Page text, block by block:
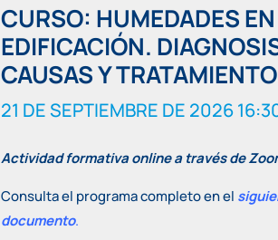
CURSO: HUMEDADES
EDIFICACIÓN.
CAUSAS Y
21 DE SEPTIEMBRE DE 2026
Actividad formativa online a través de
Consulta el programa completo en el
documento.